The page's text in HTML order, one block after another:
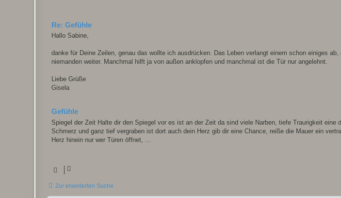
Re: Gefühle
Hallo Sabine,
danke für Deine Zeilen, genau das wollte ich ausdrücken. Das Leben verlangt einem schon einiges
niemanden weiter. Manchmal hilft ja von außen anklopfen und manchmal ist die Tür nur angelehnt.
Liebe Grüße
Gisela
Gefühle
Spiegel der Zeit Halte dir den Spiegel vor es ist an der Zeit da sind viele Narben, tiefe Traurigkeit eine
Schmerz und ganz tief vergraben ist dort auch dein Herz gib dir eine Chance, reiße die Mauer ein
Herz hinein nur wer Türen öffnet, ...
Zur erweiterten Suche